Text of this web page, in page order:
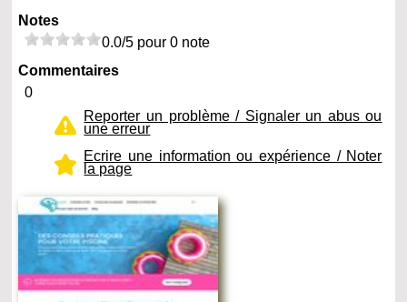
Notes
0.0/5 pour 0 note
Commentaires
0
Reporter un problème / Signaler un abus ou
une erreur
Ecrire une information ou expérience / Noter
la page